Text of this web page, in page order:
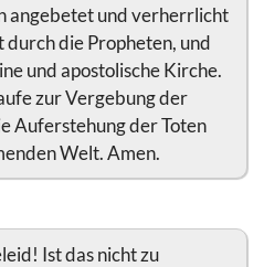
angebetet und verherrlicht
die Propheten, und
und apostolische Kirche.
zur Vergebung der
Auferstehung der Toten
Welt. Amen.
Ist das nicht zu